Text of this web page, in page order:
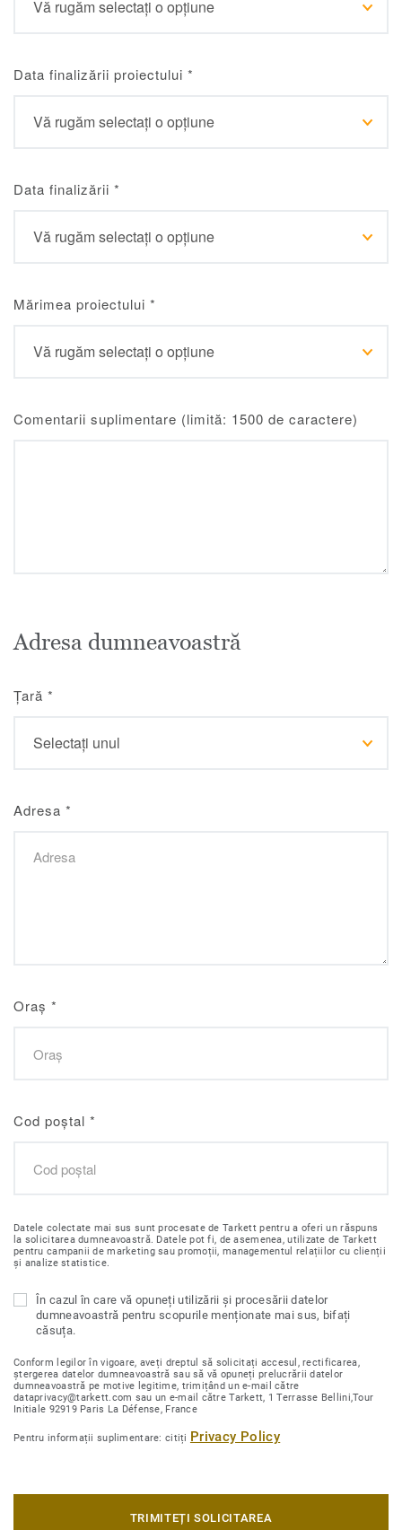
Data finalizării proiectului *
Data finalizării *
Mărimea proiectului *
Comentarii suplimentare (limită: 1500 de caractere)
Adresa dumneavoastră
Țară *
Adresa *
Oraș *
Cod poștal *
Datele colectate mai sus sunt procesate de Tarkett pentru a oferi un răspuns
la solicitarea dumneavoastră. Datele pot fi, de asemenea, utilizate de Tarkett
pentru campanii de marketing sau promoții, managementul relațiilor cu clienții
și analize statistice.
În cazul în care vă opuneți utilizării și procesării datelor
dumneavoastră pentru scopurile menționate mai sus, bifați
căsuța.
Conform legilor în vigoare, aveți dreptul să solicitați accesul, rectificarea,
ștergerea datelor dumneavoastră sau să vă opuneți prelucrării datelor
dumneavoastră pe motive legitime, trimițând un e-mail către
dataprivacy@tarkett.com sau un e-mail către Tarkett, 1 Terrasse Bellini,Tour
Initiale 92919 Paris La Défense, France
Pentru informații suplimentare: citiți Privacy Policy
TRIMITEȚI SOLICITAREA